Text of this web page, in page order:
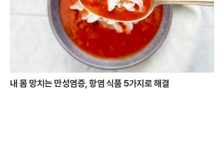
내 몸 망치는 만성염증, 항염 식품 5가지로 해결